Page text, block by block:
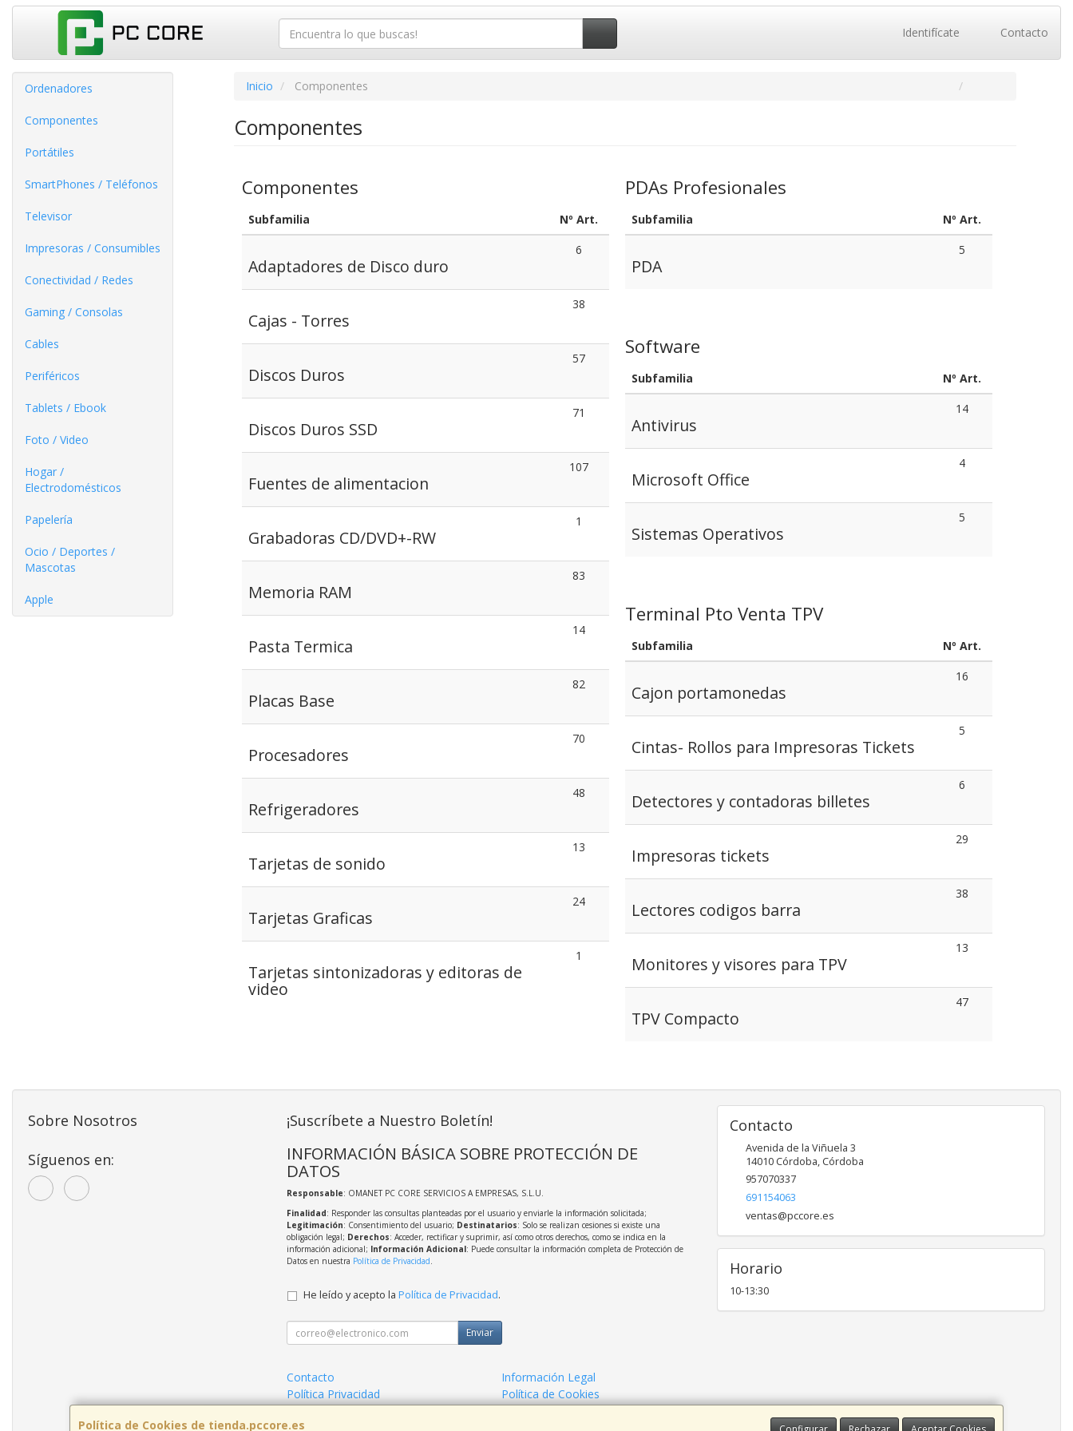
Identifícate Contacto
Ordenadores
Componentes
Portátiles
SmartPhones / Teléfonos
Televisor
Impresoras / Consumibles
Conectividad / Redes
Gaming / Consolas
Cables
Periféricos
Tablets / Ebook
Foto / Video
Hogar /
Electrodomésticos
Papelería
Ocio / Deportes /
Mascotas
Apple
Inicio Componentes
Componentes
Componentes
Subfamilia Nº Art.
Adaptadores de Disco duro
6
Cajas - Torres
38
Discos Duros
57
Discos Duros SSD
71
Fuentes de alimentacion
107
Grabadoras CD/DVD+-RW
1
Memoria RAM
83
Pasta Termica
14
Placas Base
82
Procesadores
70
Refrigeradores
48
Tarjetas de sonido
13
Tarjetas Graficas
24
Tarjetas sintonizadoras y editoras de
video
1
PDAs Profesionales
Subfamilia Nº Art.
PDA
5
Software
Subfamilia Nº Art.
Antivirus
14
Microsoft Office
4
Sistemas Operativos
5
Terminal Pto Venta TPV
Subfamilia Nº Art.
Cajon portamonedas
16
Cintas- Rollos para Impresoras Tickets
5
Detectores y contadoras billetes
6
Impresoras tickets
29
Lectores codigos barra
38
Monitores y visores para TPV
13
TPV Compacto
47
Política de Cookies de tienda.pccore.es
Sobre Nosotros
Síguenos en:
¡Suscríbete a Nuestro Boletín!
INFORMACIÓN BÁSICA SOBRE PROTECCIÓN DE
DATOS
Responsable: OMANET PC CORE SERVICIOS A EMPRESAS, S.L.U.
Finalidad: Responder las consultas planteadas por el usuario y enviarle la información solicitada;
Legitimación: Consentimiento del usuario; Destinatarios: Solo se realizan cesiones si existe una
obligación legal; Derechos: Acceder, rectificar y suprimir, así como otros derechos, como se indica en la
información adicional; Información Adicional: Puede consultar la información completa de Protección de
Datos en nuestra Política de Privacidad.
He leído y acepto la Política de Privacidad.
Enviar
Contacto
Información Legal
Política Privacidad
Política de Cookies
Mantenimiento Informatico
Contacto
Avenida de la Viñuela 3
14010 Córdoba, Córdoba
957070337
691154063
ventas@pccore.es
Horario
10-13:30